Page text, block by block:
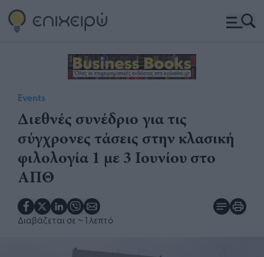
Events
Διεθνές συνέδριο για τις
σύγχρονες τάσεις στην κλασική
φιλολογία 1 με 3 Ιουνίου στο
ΑΠΘ
Διαβάζεται σε ~ 1 λεπτό